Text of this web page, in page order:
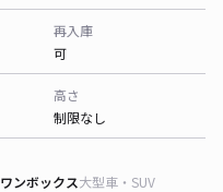
再入庫
可
高さ
制限なし
ワンボックス大型車・SUV